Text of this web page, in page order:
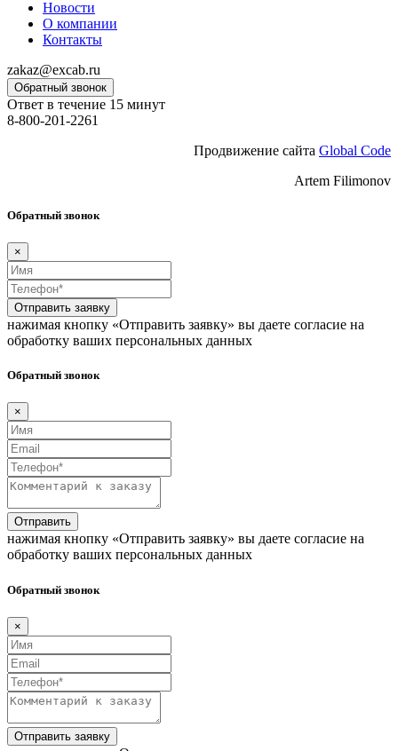
Новости
О компании
Контакты
zakaz@excab.ru
Обратный звонок
Ответ в течение 15 минут
8-800-201-2261
Продвижение сайта Global Code
Artem Filimonov
Обратный звонок
×
Отправить заявку
нажимая кнопку «Отправить заявку» вы даете согласие на
обработку ваших персональных данных
Обратный звонок
×
Отправить
нажимая кнопку «Отправить заявку» вы даете согласие на
обработку ваших персональных данных
Обратный звонок
×
Отправить заявку